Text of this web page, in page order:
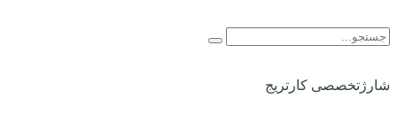
شارژتخصصی کارتریج